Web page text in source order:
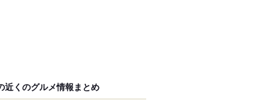
近くのグルメ情報まとめ